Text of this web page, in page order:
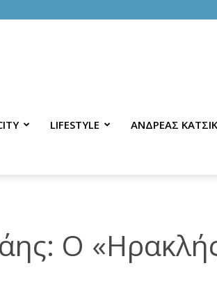
LIFESTYLE ΑΝΔΡΕΑΣ
Ο